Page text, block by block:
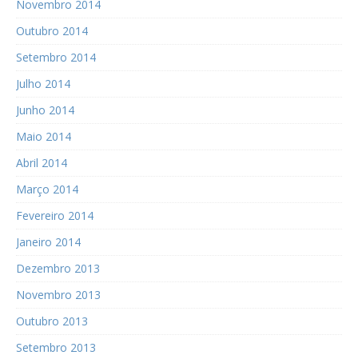
Novembro 2014
Outubro 2014
Setembro 2014
Julho 2014
Junho 2014
Maio 2014
Abril 2014
Março 2014
Fevereiro 2014
Janeiro 2014
Dezembro 2013
Novembro 2013
Outubro 2013
Setembro 2013